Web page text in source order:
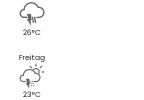
26°C
Freitag
23°C